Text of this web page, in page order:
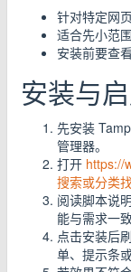
针对特定网
适合先小范
安装前要查
安装与
先安装
管理器。
打开 https://
搜索或分类
阅读脚本说
能与需求一致
点击安装后
单、提示条